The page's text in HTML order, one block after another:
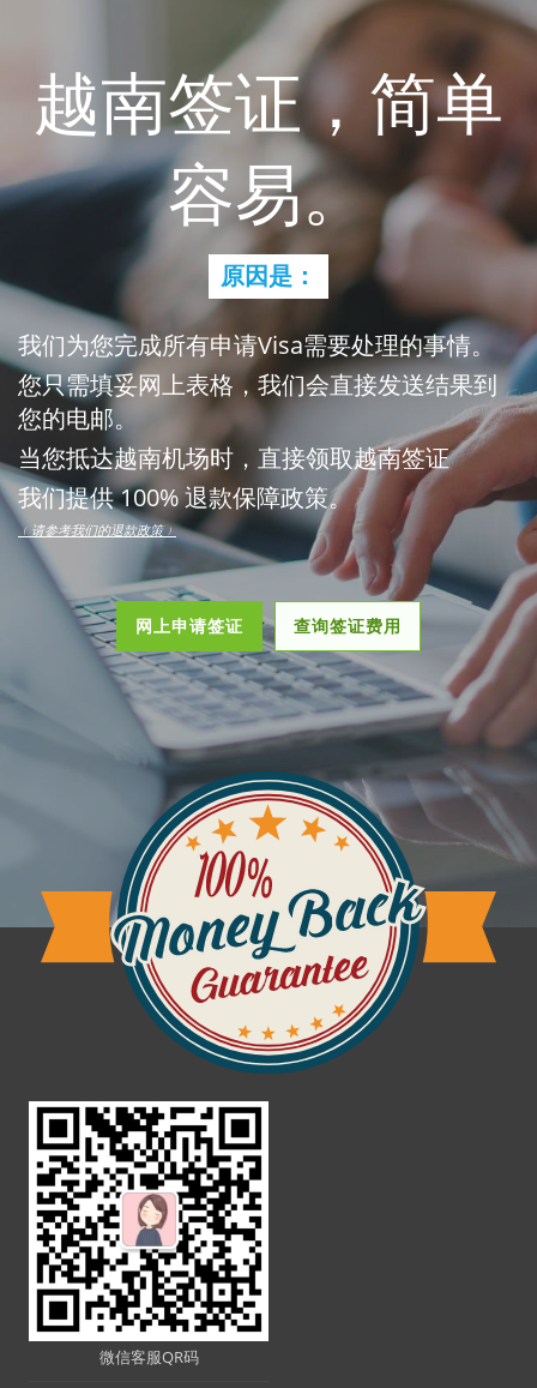
越南签证，简单
容易。
原因是：
我们为您完成所有申请Visa需要处理的事情。
您只需填妥网上表格，我们会直接发送结果到
您的电邮。
当您抵达越南机场时，直接领取越南签证
我们提供 100% 退款保障政策。
﹙请参考我们的退款政策﹚
网上申请签证 查询签证费用
微信客服QR码